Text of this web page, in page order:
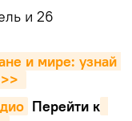
и 26
и мире: узнай
Перейти к